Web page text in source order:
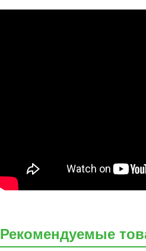
Рекомендуемые